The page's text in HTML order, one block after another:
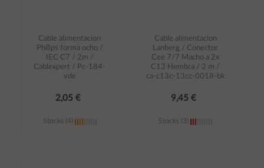
Cable alimentacion
Philips forma ocho /
IEC C7 / 2m /
Cablexpert / Pc-184-
vde
2,05 €
Stocks (4)
Cable alimentacion
Lanberg / Conector
Cee 7/7 Macho a 2x
C13 Hembra / 2 m /
ca-c13c-13cc-0018-bk
9,45 €
Stocks (3)